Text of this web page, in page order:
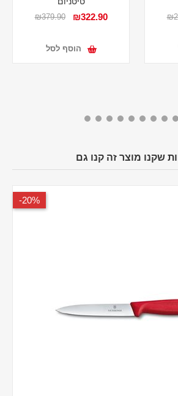
₪322.90
₪379.90
הוסף לסל
שקנו מוצר זה קנו גם
20%-